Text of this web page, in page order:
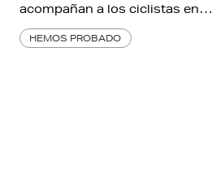
acompañan a los ciclistas en…
HEMOS PROBADO